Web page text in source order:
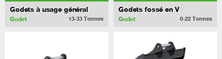
Godets à usage général
Godet 13-33 Tonnes
Godets fossé en V
Godet 0-22 Tonnes